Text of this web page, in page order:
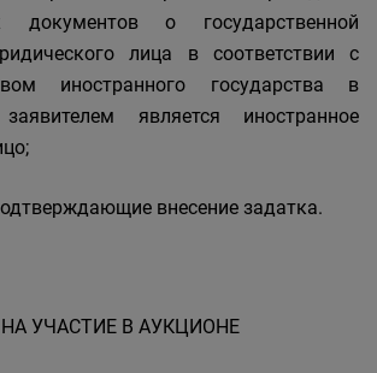
документов о государственной
лица в соответствии с
иностранного государства в
является иностранное
внесение задатка.
УЧАСТИЕ В АУКЦИОНЕ